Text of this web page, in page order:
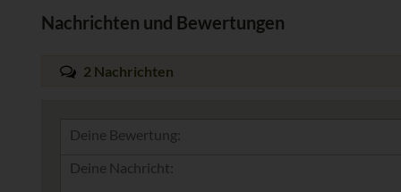
Nachrichten und Bewertungen
2 Nachrichten
Deine Bewertung: